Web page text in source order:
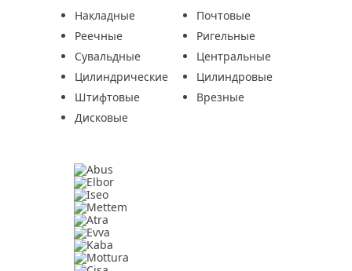
Накладные
Почтовые
Реечные
Ригельные
Сувальдные
Центральные
Цилиндрические
Цилиндровые
Штифтовые
Врезные
Дисковые